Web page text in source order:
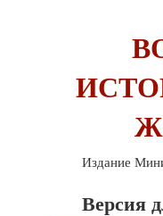
Издание
Версия